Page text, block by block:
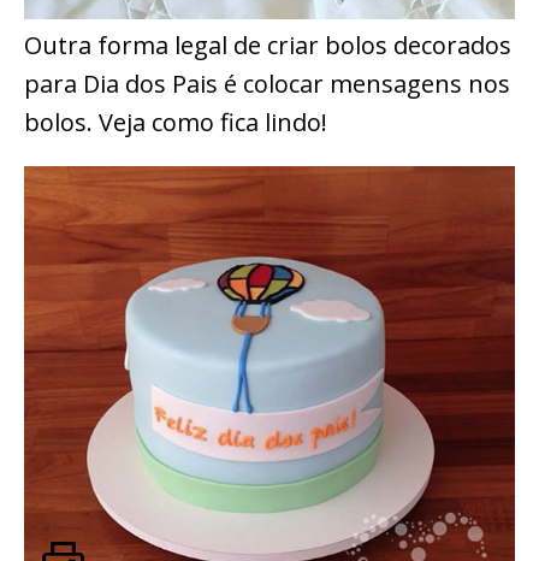
Outra forma legal de criar bolos decorados
para Dia dos Pais é colocar mensagens nos
bolos. Veja como fica lindo!